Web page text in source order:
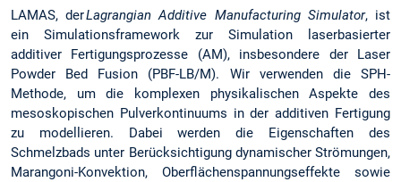
LAMAS, derLagrangian Additive Manufacturing Simulator, ist
ein Simulationsframework zur Simulation laserbasierter
additiver Fertigungsprozesse (AM), insbesondere der Laser
Powder Bed Fusion (PBF-LB/M). Wir verwenden die SPH-
Methode, um die komplexen physikalischen Aspekte des
mesoskopischen Pulverkontinuums in der additiven Fertigung
zu modellieren. Dabei werden die Eigenschaften des
Schmelzbads unter Berücksichtigung dynamischer Strömungen,
Marangoni-Konvektion, Oberflächenspannungseffekte sowie